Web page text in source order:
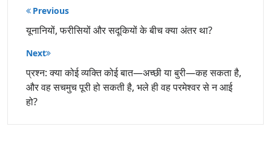
पोस्ट
नेविगेशन
Previous
यूनानियों, फरीसियों और सदूकियों के बीच क्या अंतर था?
Next
प्रश्न: क्या कोई व्यक्ति कोई बात—अच्छी या बुरी—कह सकता है,
और वह सचमुच पूरी हो सकती है, भले ही वह परमेश्वर से न आई
हो?